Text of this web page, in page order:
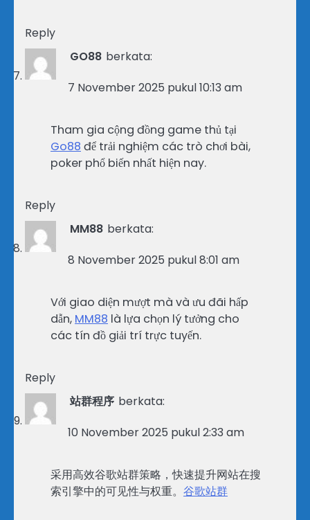
Reply
GO88 berkata:
7 November 2025 pukul 10:13 am
Tham gia cộng đồng game thủ tại
Go88 để trải nghiệm các trò chơi bài,
poker phổ biến nhất hiện nay.
Reply
MM88 berkata:
8 November 2025 pukul 8:01 am
Với giao diện mượt mà và ưu đãi hấp
dẫn, MM88 là lựa chọn lý tưởng cho
các tín đồ giải trí trực tuyến.
Reply
站群程序 berkata:
10 November 2025 pukul 2:33 am
采用高效谷歌站群策略，快速提升网站在搜
索引擎中的可见性与权重。 谷歌站群